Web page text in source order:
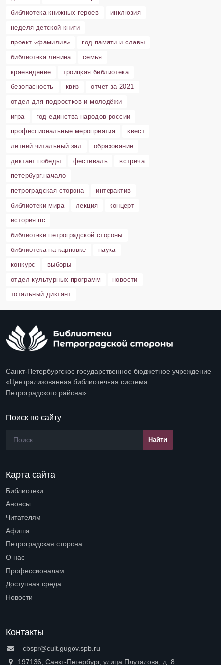
библиотека книжных героев
инклюзия
неделя детской книги
проект «фамилия»
год памяти и славы
библиотека ленина
семья
краеведение
троицкая библиотека
безопасность
квиз
отчет за 2021
отдел для подростков и молодёжи
игра
год единства народов россии
профессиональные мероприятия
квест
летний читальный зал
образование
диктант победы
фестиваль
встреча
петербург.начало
петроградская сторона
интерактив
библиотеки мира
лекция
концерт
история пс
библиотеки петроградской стороны
библиотека на карповке
наука
конкурс
выборы
отдел культурных программ
новости
тотальный диктант
Санкт-Петербургское государственное бюджетное учреждение
«Централизованная библиотечная система
Петроградского района»
Поиск по сайту
Карта сайта
Библиотеки
Анонсы
Читателям
Афиша
Петроградская сторона
О нас
Профессионалам
Доступная среда
Новости
Контакты
cbspr@cult.gugov.spb.ru
197136, Санкт-Петербург, улица Плуталова, д. 8